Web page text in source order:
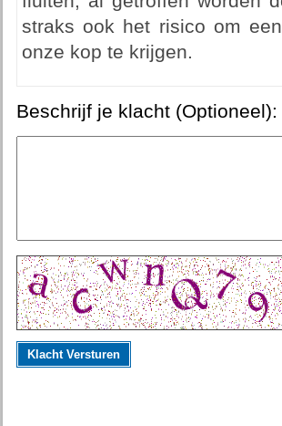
straks ook het risico om
onze kop te krijgen.
Beschrijf je klacht (Optioneel):
Klacht Versturen